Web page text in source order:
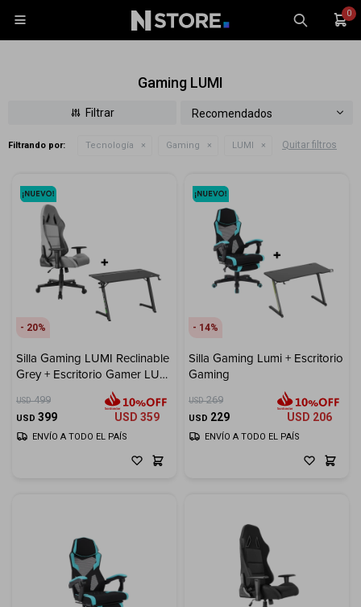
0

Gaming LUMI
Recomendados
Filtrando por: Tecnología Gaming LUMI Quitar filtros
20
Silla Gaming LUMI Reclinable
Grey + Escritorio Gamer LUMI
GMD16-3 con Luz RGB
USD 499
USD 399 USD 359
ENVÍO A TODO EL PAÍS
14
Silla Gaming Lumi + Escritorio
Gaming
USD 269
USD 229 USD 206
ENVÍO A TODO EL PAÍS
Tecnología
TV y Audio
Movilidad
Accesorios
Monitores